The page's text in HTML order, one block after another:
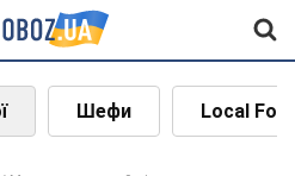
Шефи Local